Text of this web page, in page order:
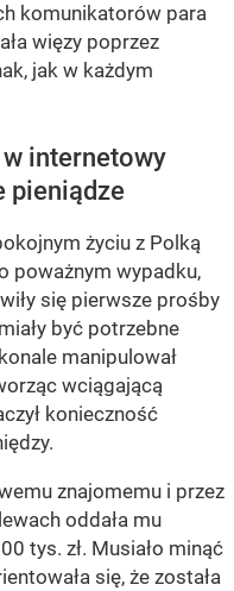
komunikatorów para
więzy poprzez
jak w każdym
w internetowy
pieniądze
życiu z Polką
poważnym wypadku,
się pierwsze prośby
być potrzebne
manipulował
wciągającą
konieczność
znajomemu i przez
oddała mu
tys. zł. Musiało minąć
się, że została